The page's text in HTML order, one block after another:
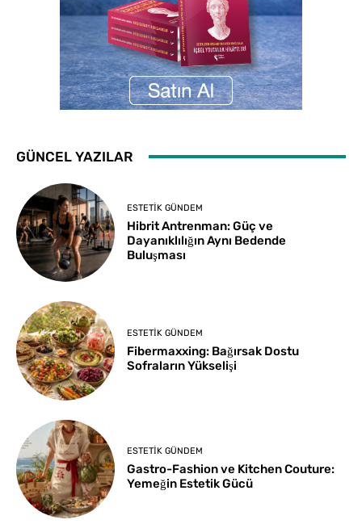
GÜNCEL YAZILAR
ESTETIK GÜNDEM
Hibrit Antrenman: Güç ve
Dayanıklılığın Aynı Bedende
Buluşması
ESTETIK GÜNDEM
Fibermaxxing: Bağırsak Dostu
Sofraların Yükselişi
ESTETIK GÜNDEM
Gastro-Fashion ve Kitchen Couture:
Yemeğin Estetik Gücü